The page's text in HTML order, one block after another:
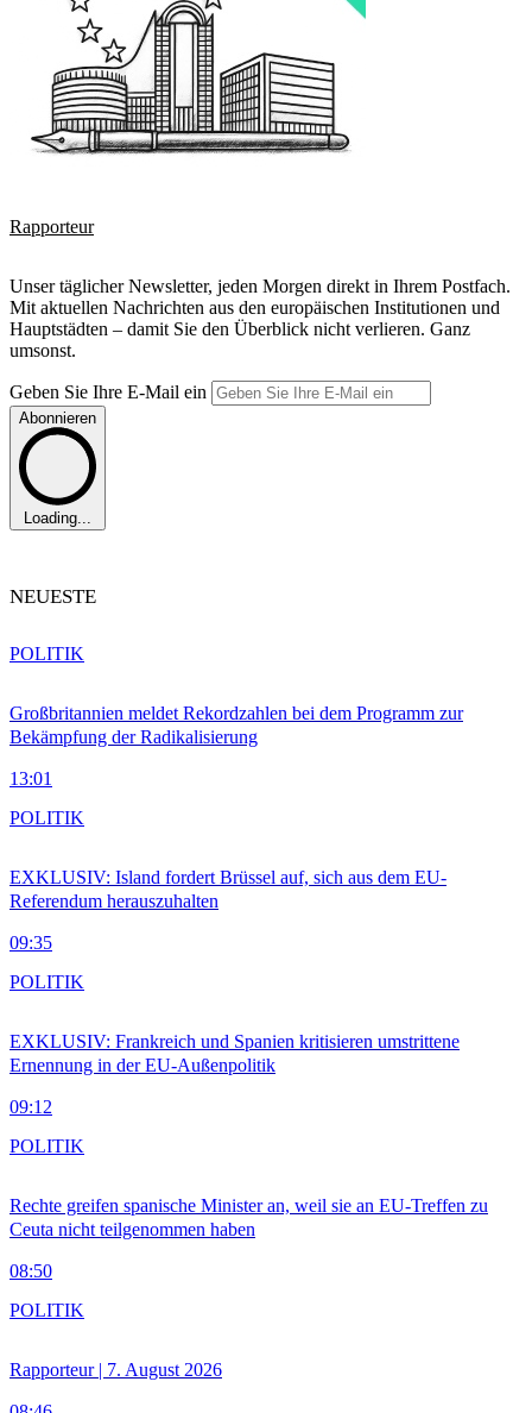
Rapporteur
Unser täglicher Newsletter, jeden Morgen direkt in Ihrem Postfach.
Mit aktuellen Nachrichten aus den europäischen Institutionen und
Hauptstädten – damit Sie den Überblick nicht verlieren. Ganz
umsonst.
Geben Sie Ihre E-Mail ein
Abonnieren
Loading...
NEUESTE
Großbritannien meldet Rekordzahlen bei dem Programm zur
Bekämpfung der Radikalisierung
13:01
POLITIK
EXKLUSIV: Island fordert Brüssel auf, sich aus dem EU-
Referendum herauszuhalten
09:35
POLITIK
EXKLUSIV: Frankreich und Spanien kritisieren umstrittene
Ernennung in der EU-Außenpolitik
09:12
POLITIK
Rechte greifen spanische Minister an, weil sie an EU-Treffen zu
Ceuta nicht teilgenommen haben
08:50
POLITIK
Rapporteur | 7. August 2026
POLITIK